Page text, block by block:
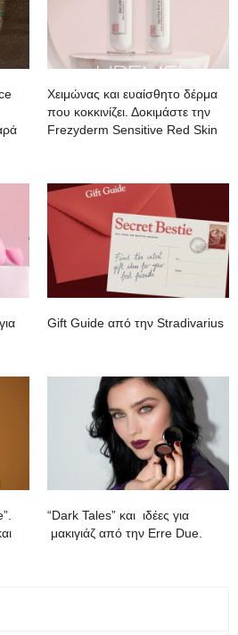
Χειμώνας και ευαίσθητο δέρμα
που κοκκινίζει. Δοκιμάστε την
Frezyderm Sensitive Red Skin
Gift Guide από την Stradivarius
“Dark Tales” και ιδέες για
μακιγιάζ από την Erre Due.